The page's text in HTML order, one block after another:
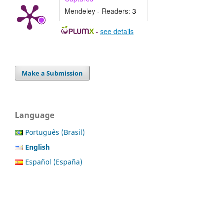
Mendeley - Readers: 3
- see details
Make a Submission
Language
Português (Brasil)
English
Español (España)